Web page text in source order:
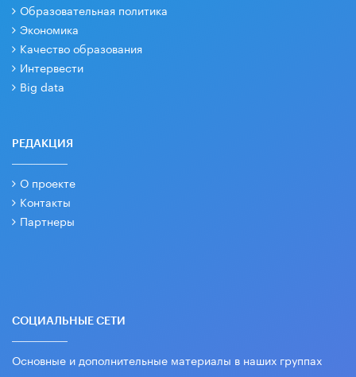
Образовательная политика
Экономика
Качество образования
Интервести
Big data
РЕДАКЦИЯ
О проекте
Контакты
Партнеры
СОЦИАЛЬНЫЕ СЕТИ
Основные и дополнительные материалы в наших группах